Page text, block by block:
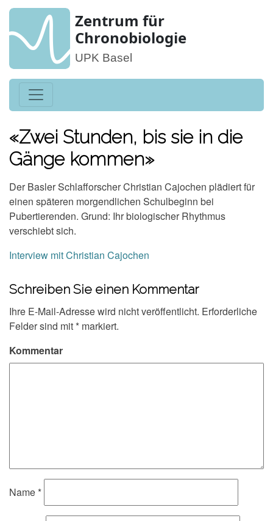
Zentrum für
Chronobiologie
UPK Basel
«Zwei Stunden, bis sie in die
Gänge kommen»
Der Basler Schlafforscher Christian Cajochen plädiert für
einen späteren morgendlichen Schulbeginn bei
Pubertierenden. Grund: Ihr biologischer Rhythmus
verschiebt sich.
Interview mit Christian Cajochen
Schreiben Sie einen Kommentar
Ihre E-Mail-Adresse wird nicht veröffentlicht. Erforderliche
Felder sind mit * markiert.
Kommentar
Name *